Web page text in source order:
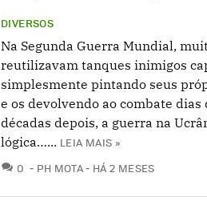
DIVERSOS
Na Segunda Guerra Mundial,
reutilizavam tanques inimigos
simplesmente pintando seus
e os devolvendo ao combate dias
décadas depois, a guerra na
lógica…... LEIA MAIS »
0 COMENTÁRIOS
PH MOTA HÁ 2 MESES